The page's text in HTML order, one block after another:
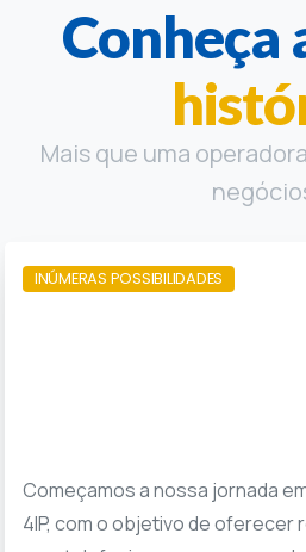
Conheça
Mais que uma
INÚMERAS POSSIBILIDADES
Começamos a nossa jornada
4IP, com o objetivo de oferecer